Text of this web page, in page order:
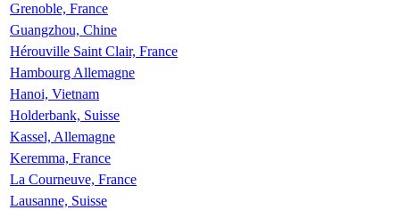
Grenoble, France
Guangzhou, Chine
Hérouville Saint Clair, France
Hambourg Allemagne
Hanoi, Vietnam
Holderbank, Suisse
Kassel, Allemagne
Keremma, France
La Courneuve, France
Lausanne, Suisse